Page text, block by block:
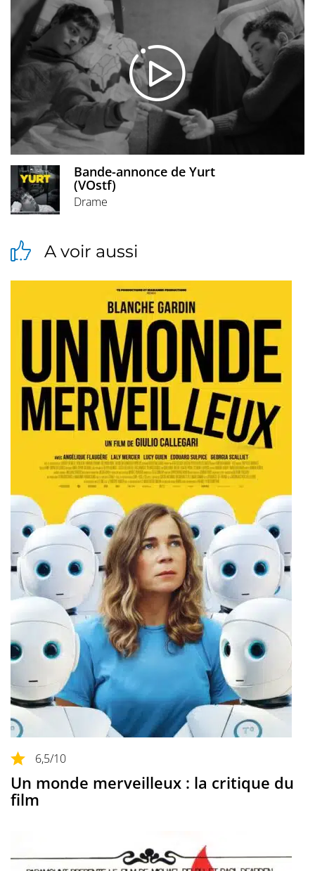
Bande-annonce de Yurt
(VOstf)
Drame
A voir aussi
6,5/10
Un monde merveilleux : la critique du
film